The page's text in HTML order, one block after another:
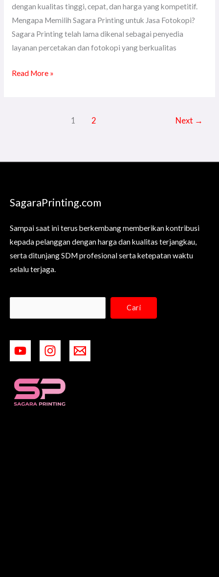
dengan kualitas tinggi, cepat, dan harga yang kompetitif.
Mengapa Memilih Sagara Printing untuk Jasa Fotokopi?
Sagara Printing telah lama dikenal sebagai penyedia
layanan percetakan dan fotokopi yang berkualitas
Read More »
1 2 Next →
SagaraPrinting.com
Sampai saat ini terus berkembang memberikan kontribusi
kepada pelanggan dengan harga dan kualitas terjangkau,
serta ditunjang SDM profesional serta ketepatan waktu
selalu terjaga.
Cari